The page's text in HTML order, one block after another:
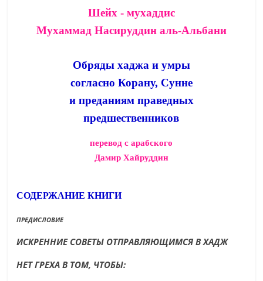
Шейх - мухаддис
Мухаммад Насируддин аль-Альбани
Обряды хаджа и умры
согласно Корану, Сунне
и преданиям праведных
предшественников
перевод с арабского
Дамир Хайруддин
СОДЕРЖАНИЕ КНИГИ
ПРЕДИСЛОВИЕ
ИСКРЕННИЕ СОВЕТЫ ОТПРАВЛЯЮЩИМСЯ В ХАДЖ
НЕТ ГРЕХА В ТОМ, ЧТОБЫ: